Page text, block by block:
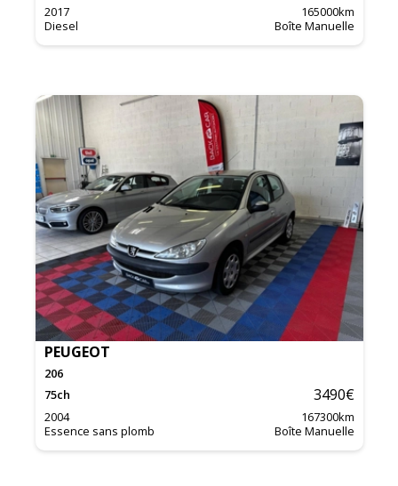
2017 165000km
Diesel
Boîte Manuelle
PEUGEOT
206
75ch 3490€
2004 167300km
Essence sans plomb
Boîte Manuelle